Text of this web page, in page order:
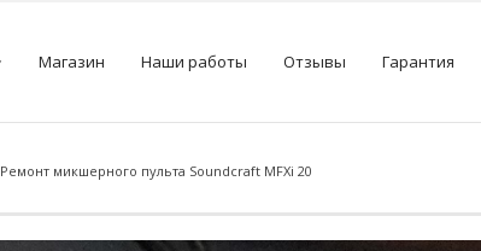
Магазин Наши работы Отзывы Гарантия
Ремонт микшерного пульта Soundcraft MFXi 20